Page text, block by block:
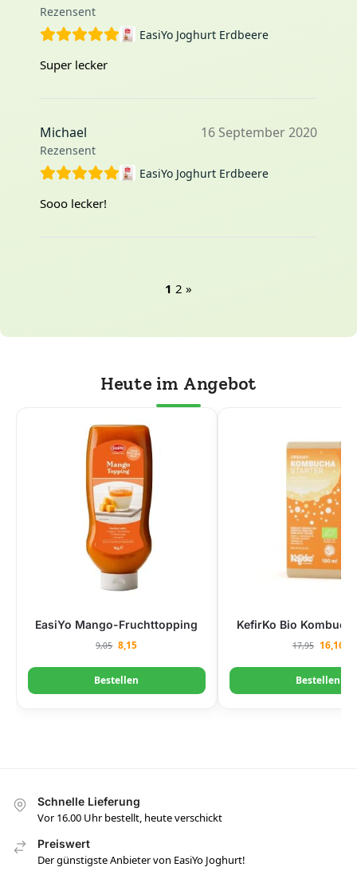
Rezensent
EasiYo Joghurt Erdbeere
Super lecker
Michael
Rezensent
16 September 2020
EasiYo Joghurt Erdbeere
Sooo lecker!
1 2 »
Heute im Angebot
EasiYo Mango-Fruchttopping
9,05 8,15
Bestellen
KefirKo Bio
17,95 16,16
Bestellen
Schnelle Lieferung
Vor 16.00 Uhr bestellt, heute verschickt
Preiswert
Der günstigste Anbieter von EasiYo Joghurt!